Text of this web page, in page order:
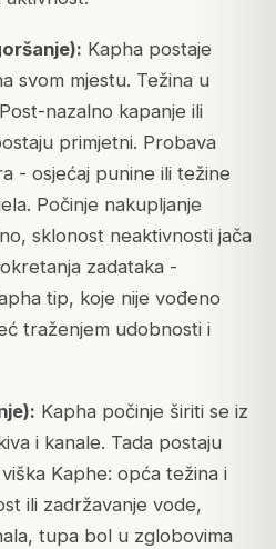
Kapha postaje
svom mjestu. Težina u
nazalno kapanje ili
primjetni. Probava
- osjećaj punine ili težine
Počinje nakupljanje
sklonost neaktivnosti jača
zadataka -
tip, koje nije vođeno
traženjem udobnosti i
Kapha počinje širiti se iz
i kanale. Tada postaju
Kaphe: opća težina i
ili zadržavanje vode,
tupa bol u zglobovima